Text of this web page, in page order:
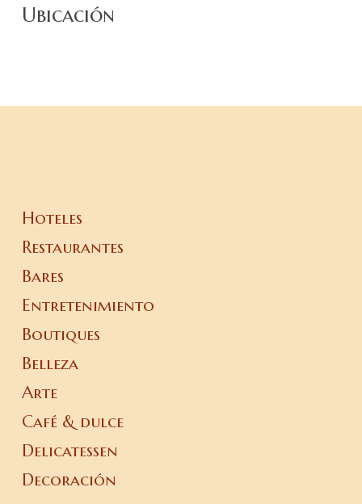
Ubicación
Hoteles
Restaurantes
Bares
Entretenimiento
Boutiques
Belleza
Arte
Café & dulce
Delicatessen
Decoración